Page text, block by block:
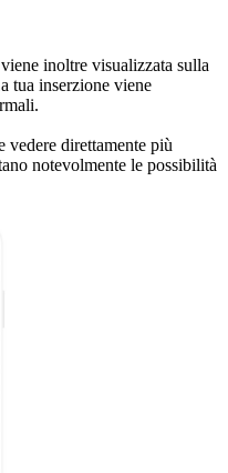
inoltre visualizzata sulla
tua inserzione viene
vedere direttamente più
notevolmente le possibilità